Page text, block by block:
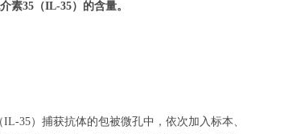
素35 （IL-35）的含量。
35）捕获抗体的包被微孔中，依次加入标本、